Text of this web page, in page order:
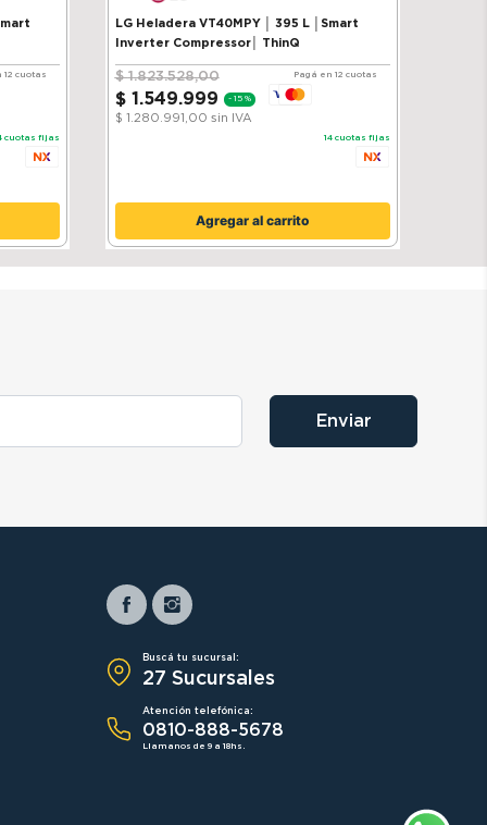
12 cuotas
cuotas fijas
LG Heladera VT40MPY │ 395 L │Smart
Inverter Compressor│ ThinQ
$ 1.823.528,00
$ 1 .549.999 - 15 %
$ 1.280.991,00 sin IVA
Pagá en 12 cuotas
14 cuotas fijas
Agregar al carrito
Enviar
Buscá tu sucursal:
27 Sucursales
Atención telefónica:
0810-888-5678
Llamanos de 9 a 18hs.